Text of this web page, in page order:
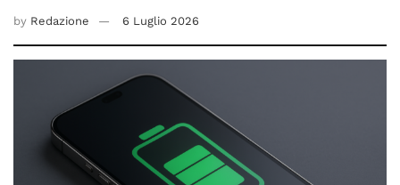
by Redazione 6 Luglio 2026